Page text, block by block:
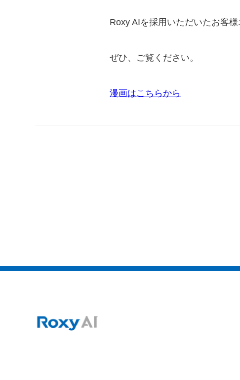
Roxy AIを採用いただいたお客
ぜひ、ご覧ください。
漫画はこちらから